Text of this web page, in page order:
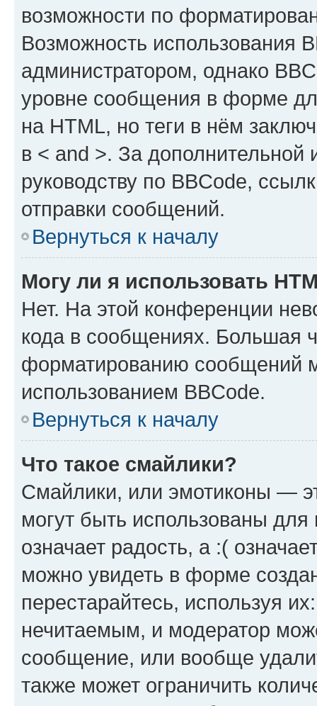
возможности по
Возможность использования
администратором, однако
уровне сообщения в форме
на HTML, но теги в нём
в < and >. За
руководству по BBCode,
отправки сообщений.
Вернуться к началу
Могу ли я использовать
Нет. На этой конференции
кода в сообщениях. Большая
форматированию сообщений
использованием BBCode.
Вернуться к началу
Что такое смайлики?
Смайлики, или эмотиконы —
могут быть использованы
означает радость, а :(
можно увидеть в форме
перестарайтесь, используя
нечитаемым, и модератор
сообщение, или вообще
также может ограничить